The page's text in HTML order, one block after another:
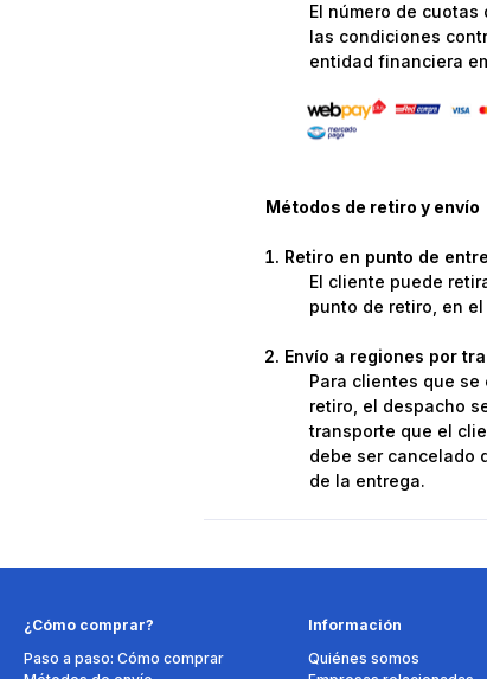
El número de
las condiciones
entidad financiera
Métodos de retiro y envío
Retiro en punto de
El cliente puede
punto de retiro, en
Envío a regiones por
Para clientes que
retiro, el despacho
transporte que el
debe ser cancelado
de la entrega.
¿Cómo comprar?
Paso a paso: Cómo comprar
Información
Quiénes somos